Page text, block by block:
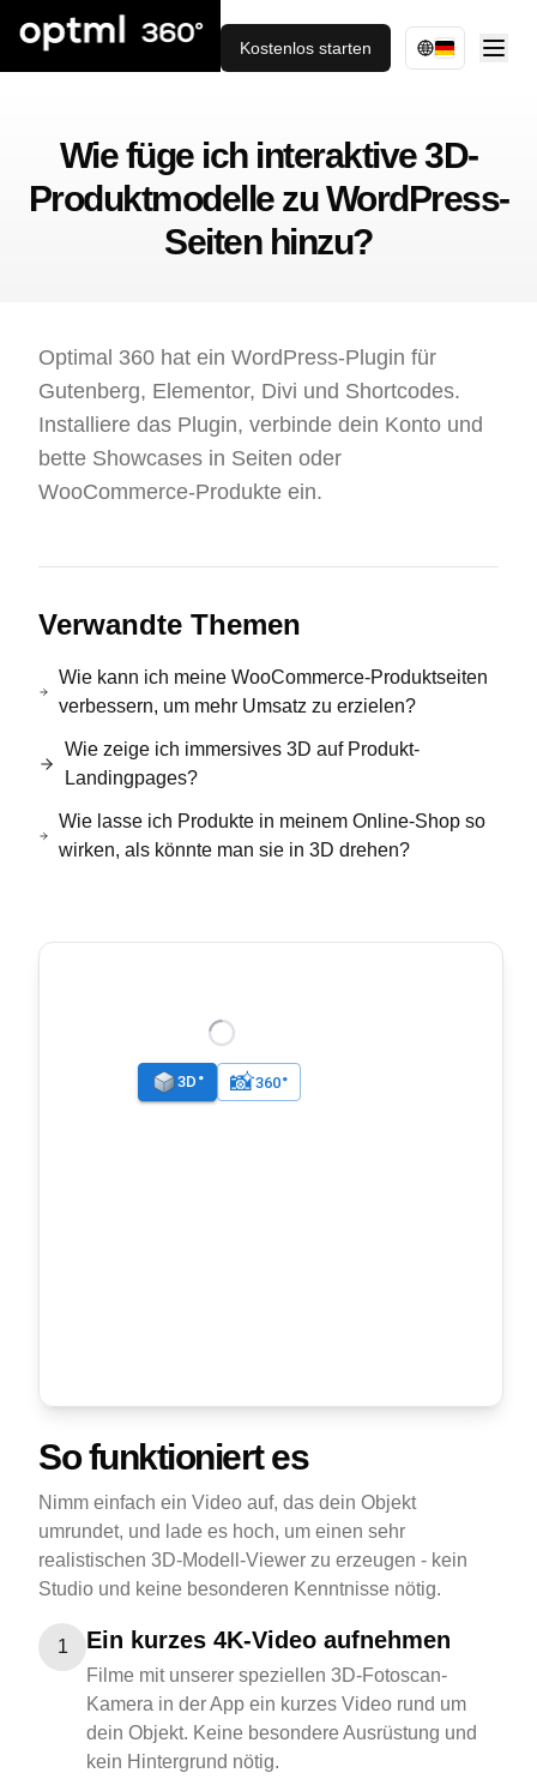
Kostenlos starten
Wie füge ich interaktive 3D-
Produktmodelle zu WordPress-
Seiten hinzu?
Optimal 360 hat ein WordPress-Plugin für
Gutenberg, Elementor, Divi und Shortcodes.
Installiere das Plugin, verbinde dein Konto und
bette Showcases in Seiten oder
WooCommerce-Produkte ein.
Verwandte Themen
Wie kann ich meine WooCommerce-Produktseiten
verbessern, um mehr Umsatz zu erzielen?
Wie zeige ich immersives 3D auf Produkt-
Landingpages?
Wie lasse ich Produkte in meinem Online-Shop so
wirken, als könnte man sie in 3D drehen?
So funktioniert es
Nimm einfach ein Video auf, das dein Objekt
umrundet, und lade es hoch, um einen sehr
realistischen 3D-Modell-Viewer zu erzeugen - kein
Studio und keine besonderen Kenntnisse nötig.
1 Ein kurzes 4K-Video aufnehmen
Filme mit unserer speziellen 3D-Fotoscan-
Kamera in der App ein kurzes Video rund um
dein Objekt. Keine besondere Ausrüstung und
kein Hintergrund nötig.